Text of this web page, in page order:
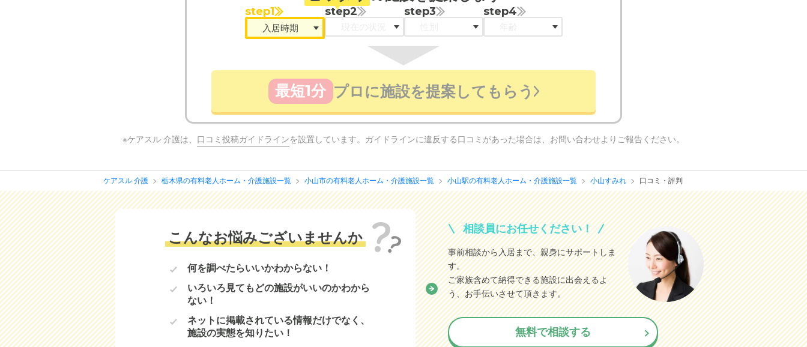
step1 step2 step3 step4
最短1分 プロに施設を提案してもらう
※ケアスル 介護は、 口コミ投稿ガイドラインを設置しています。ガイドラインに違反する口コミがあった場合は、お問い合わせよりご報告ください。
ケアスル 介護 栃木県の有料老人ホーム・介護施設一覧 小山市の有料老人ホーム・介護施設一覧 小山駅の有料老人ホーム・介護施設一覧 小山すみれ 口コミ・評判
こんなお悩みございませんか
何を調べたらいいかわからない！
いろいろ見てもどの施設がいいのかわから
ない！
ネットに掲載されている情報だけでなく、
施設の実態を知りたい！
相談員にお任せください！
事前相談から入居まで、親身にサポートしま
す。
ご家族含めて納得できる施設に出会えるよ
う、お手伝いさせて頂きます。
無料で相談する